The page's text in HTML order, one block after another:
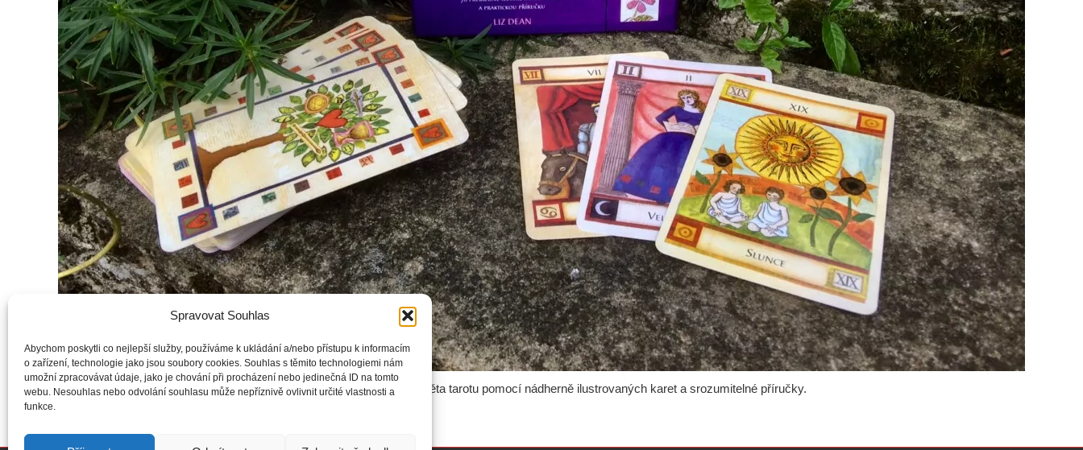
Spravovat Souhlas
Abychom poskytli co nejlepší služby, používáme k ukládání a/nebo přístupu k informacím
o zařízení, technologie jako jsou soubory cookies. Souhlas s těmito technologiemi nám
umožní zpracovávat údaje, jako je chování při procházení nebo jedinečná ID na tomto
webu. Nesouhlas nebo odvolání souhlasu může nepříznivě ovlivnit určité vlastnosti a
funkce.
Pronikněte do kouzelného světa tarotu pomocí nádherně ilustrovaných karet a srozumitelné příručky.